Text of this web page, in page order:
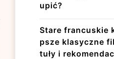
upić?
Stare francuskie
psze klasyczne
tuły i